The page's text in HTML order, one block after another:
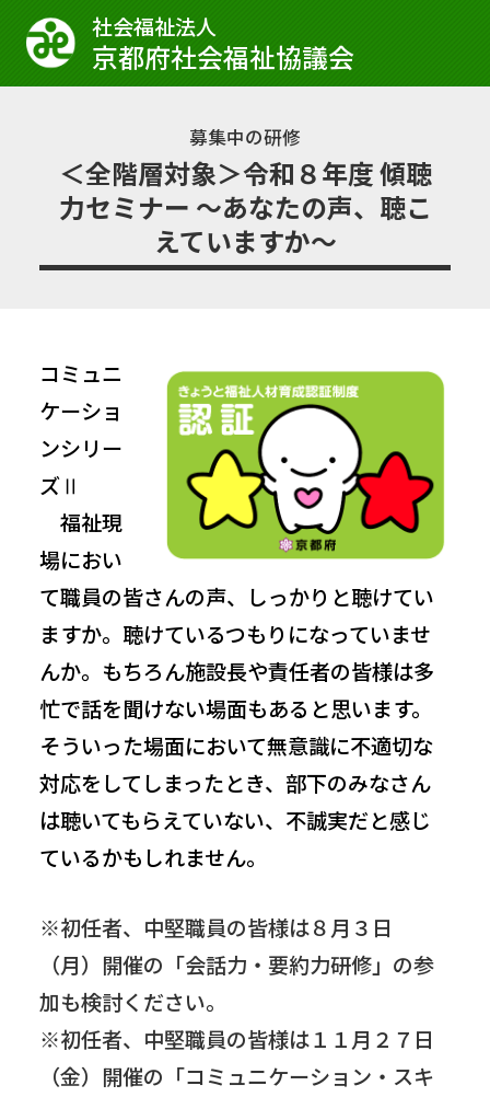
社会福祉法⼈
京都府社会福祉協議会
募集中の研修
＜全階層対象＞令和８年度 傾聴
力セミナー ～あなたの声、聴こ
えていますか～
コミュニ
ケーショ
ンシリー
ズⅡ
福祉現
場におい
て職員の皆さんの声、しっかりと聴けてい
ますか。聴けているつもりになっていませ
んか。もちろん施設長や責任者の皆様は多
忙で話を聞けない場面もあると思います。
そういった場面において無意識に不適切な
対応をしてしまったとき、部下のみなさん
は聴いてもらえていない、不誠実だと感じ
ているかもしれません。
※初任者、中堅職員の皆様は８月３日
（月）開催の「会話力・要約力研修」の参
加も検討ください。
※初任者、中堅職員の皆様は１１月２７日
（金）開催の「コミュニケーション・スキ